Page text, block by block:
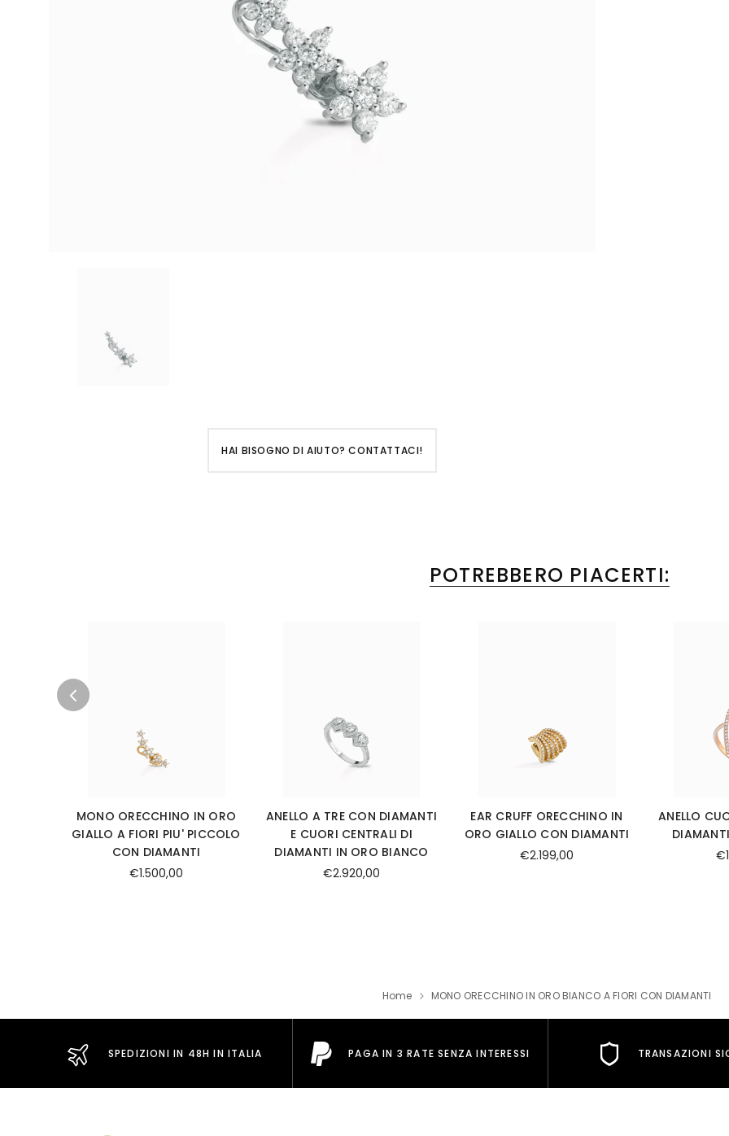
HAI BISOGNO DI AIUTO? CONTATTACI!
POTREBBERO PIACERTI:
MONO ORECCHINO IN ORO
GIALLO A FIORI PIU' PICCOLO
CON DIAMANTI
€1.500,00
ANELLO A TRE CON DIAMANTI
E CUORI CENTRALI DI
DIAMANTI IN ORO BIANCO
€2.920,00
EAR CRUFF ORECCHINO IN
ORO GIALLO CON DIAMANTI
€2.199,00
ANELLO
Home MONO ORECCHINO IN ORO BIANCO A FIORI CON DIAMANTI
SPEDIZIONI IN 48H IN ITALIA PAGA IN 3 RATE SENZA INTERESSI TRANSAZIONI